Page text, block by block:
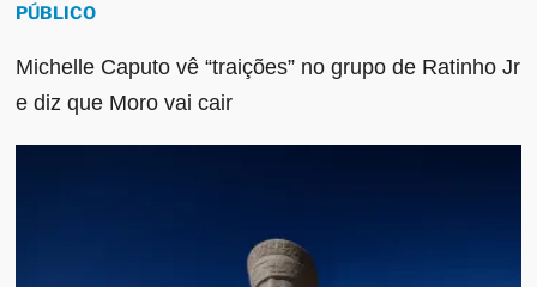
PÚBLICO
Michelle Caputo vê “traições” no grupo de Ratinho Jr
e diz que Moro vai cair